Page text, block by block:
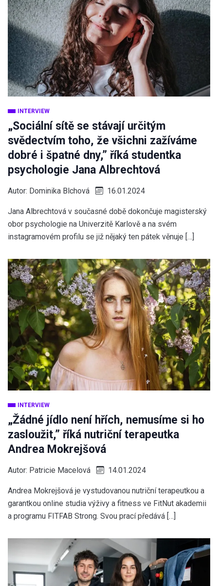
INTERVIEW
„Sociální sítě se stávají určitým
svědectvím toho, že všichni zažíváme
dobré i špatné dny,” říká studentka
psychologie Jana Albrechtová
Autor: Dominika Blchová 16.01.2024
Jana Albrechtová v současné době dokončuje magisterský
obor psychologie na Univerzitě Karlově a na svém
instagramovém profilu se již nějaký ten pátek věnuje […]
INTERVIEW
„Žádné jídlo není hřích, nemusíme si ho
zasloužit,” říká nutriční terapeutka
Andrea Mokrejšová
Autor: Patricie Macelová 14.01.2024
Andrea Mokrejšová je vystudovanou nutriční terapeutkou a
garantkou online studia výživy a fitness ve FitNut akademii
a programu FITFAB Strong. Svou prací předává […]